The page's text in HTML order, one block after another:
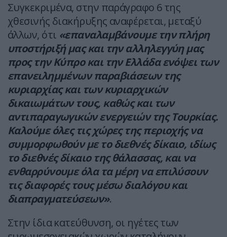
Συγκεκριμένα, στην παράγραφο 6 της
χθεσινής διακήρυξης αναφέρεται, μεταξύ
άλλων, ότι «επαναλαμβάνουμε την πλήρη
υποστήριξή μας και την αλληλεγγύη μας
προς την Κύπρο και την Ελλάδα ενόψει των
επανειλημμένων παραβιάσεων της
κυριαρχίας και των κυριαρχικών
δικαιωμάτων τους, καθώς και των
αντιπαραγωγικών ενεργειών της Τουρκίας.
Καλούμε όλες τις χώρες της περιοχής να
συμμορφωθούν με το διεθνές δίκαιο, ιδίως
το διεθνές δίκαιο της θάλασσας, και να
ενθαρρύνουμε όλα τα μέρη να επιλύσουν
τις διαφορές τους μέσω διαλόγου και
διαπραγματεύσεων».
Στην ίδια κατεύθυνση, οι ηγέτες των